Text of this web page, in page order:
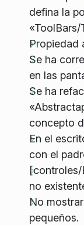
defina la
Propiedad
Se ha
en las
Se ha
concepto
En el
con el
[controles/
no
No
pequeños.